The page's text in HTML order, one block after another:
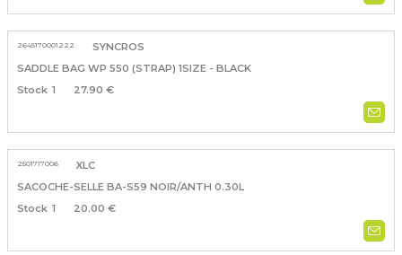
2645170001222
SYNCROS
SADDLE BAG WP 550 (STRAP) 1SIZE - BLACK
1
27.90 €
2501717006
XLC
SACOCHE-SELLE BA-S59 NOIR/ANTH 0.30L
1
20.00 €